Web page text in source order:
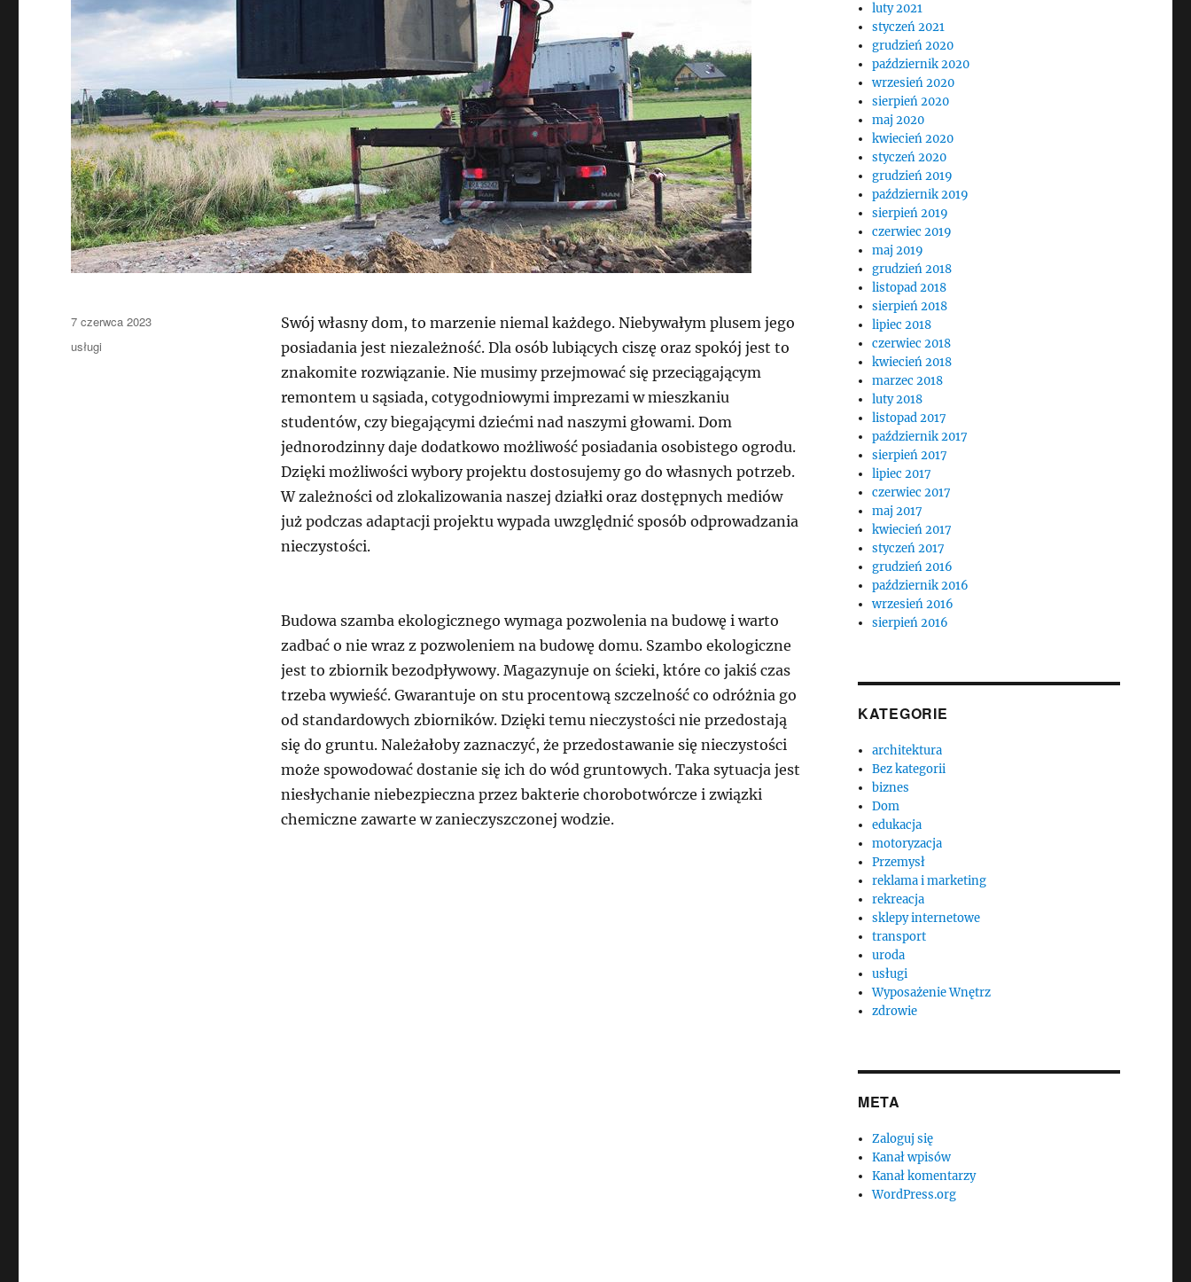
Swój własny dom, to marzenie niemal każdego. Niebywałym plusem jego
posiadania jest niezależność. Dla osób lubiących ciszę oraz spokój jest to
znakomite rozwiązanie. Nie musimy przejmować się przeciągającym
remontem u sąsiada, cotygodniowymi imprezami w mieszkaniu
studentów, czy biegającymi dziećmi nad naszymi głowami. Dom
jednorodzinny daje dodatkowo możliwość posiadania osobistego ogrodu.
Dzięki możliwości wybory projektu dostosujemy go do własnych potrzeb.
W zależności od zlokalizowania naszej działki oraz dostępnych mediów
już podczas adaptacji projektu wypada uwzględnić sposób odprowadzania
nieczystości.
Budowa szamba ekologicznego wymaga pozwolenia na budowę i warto
zadbać o nie wraz z pozwoleniem na budowę domu. Szambo ekologiczne
jest to zbiornik bezodpływowy. Magazynuje on ścieki, które co jakiś czas
trzeba wywieść. Gwarantuje on stu procentową szczelność co odróżnia go
od standardowych zbiorników. Dzięki temu nieczystości nie przedostają
się do gruntu. Należałoby zaznaczyć, że przedostawanie się nieczystości
może spowodować dostanie się ich do wód gruntowych. Taka sytuacja jest
niesłychanie niebezpieczna przez bakterie chorobotwórcze i związki
chemiczne zawarte w zanieczyszczonej wodzie.
Data
publikacji
7 czerwca 2023
Kategorie
usługi
luty 2021
styczeń 2021
grudzień 2020
październik 2020
wrzesień 2020
sierpień 2020
maj 2020
kwiecień 2020
styczeń 2020
grudzień 2019
październik 2019
sierpień 2019
czerwiec 2019
maj 2019
grudzień 2018
listopad 2018
sierpień 2018
lipiec 2018
czerwiec 2018
kwiecień 2018
marzec 2018
luty 2018
listopad 2017
październik 2017
sierpień 2017
lipiec 2017
czerwiec 2017
maj 2017
kwiecień 2017
styczeń 2017
grudzień 2016
październik 2016
wrzesień 2016
sierpień 2016
KATEGORIE
architektura
Bez kategorii
biznes
Dom
edukacja
motoryzacja
Przemysł
reklama i marketing
rekreacja
sklepy internetowe
transport
uroda
usługi
Wyposażenie Wnętrz
zdrowie
META
Zaloguj się
Kanał wpisów
Kanał komentarzy
WordPress.org